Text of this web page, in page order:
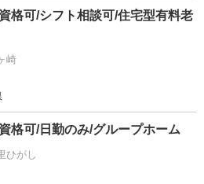
格可/シフト相談可/住宅型有料老
崎
格可/日勤のみ/グループホーム
ひがし